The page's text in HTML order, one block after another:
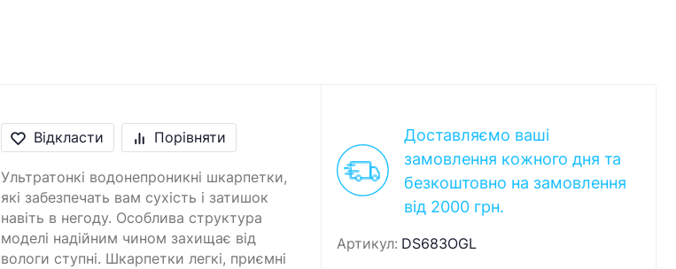
Відкласти Порівняти
Ультратонкі водонепроникні шкарпетки,
які забезпечать вам сухість і затишок
навіть в негоду. Особлива структура
моделі надійним чином захищає від
вологи ступні. Шкарпетки легкі, приємні
Доставляємо ваші
замовлення кожного дня та
безкоштовно на замовлення
від 2000 грн.
Артикул: DS683OGL